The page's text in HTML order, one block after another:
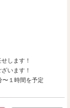
します！
います！
〜１時間を予定